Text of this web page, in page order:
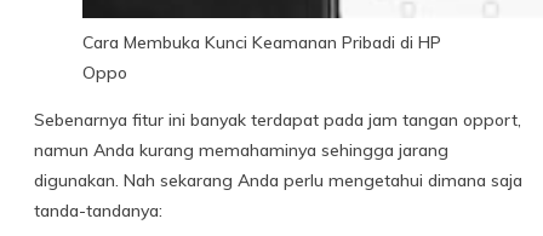
Cara Membuka Kunci Keamanan Pribadi di HP
Oppo
Sebenarnya fitur ini banyak terdapat pada jam tangan opport,
namun Anda kurang memahaminya sehingga jarang
digunakan. Nah sekarang Anda perlu mengetahui dimana saja
tanda-tandanya: